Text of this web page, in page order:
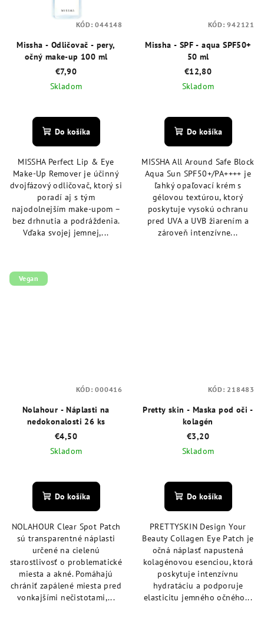
Missha - Odličovač - pery,
očný make-up 100 ml
€7,90
Skladom
hodnotenie
produktu
z
5
hviezdičiek.
Do košíka
MISSHA Perfect Lip & Eye
Make-Up Remover je účinný
dvojfázový odličovač, ktorý si
poradí aj s tým
najodolnejším make-upom –
bez drhnutia a podráždenia.
Vďaka svojej jemnej,...
KÓD:044148
Missha - SPF - aqua SPF50+
50 ml
€12,80
Skladom
Do košíka
MISSHA All Around Safe Block
Aqua Sun SPF50+/PA++++ je
ľahký opaľovací krém s
gélovou textúrou, ktorý
poskytuje vysokú ochranu
pred UVA a UVB žiarením a
zároveň intenzívne...
KÓD:942121
Vegan
Nolahour - Náplasti na
nedokonalosti 26 ks
€4,50
Skladom
hodnotenie
produktu
z
5
hviezdičiek.
Do košíka
NOLAHOUR Clear Spot Patch
sú transparentné náplasti
určené na cielenú
starostlivosť o problematické
miesta a akné. Pomáhajú
chrániť zapálené miesta pred
vonkajšími nečistotami,...
KÓD:000416
Pretty skin - Maska pod oči -
kolagén
€3,20
Skladom
hodnotenie
produktu
z
5
hviezdičiek.
Do košíka
PRETTYSKIN Design Your
Beauty Collagen Eye Patch je
očná náplasť napustená
kolagénovou esenciou, ktorá
poskytuje intenzívnu
hydratáciu a podporuje
elasticitu jemného očného...
KÓD: 218483